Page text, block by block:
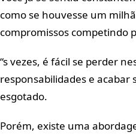
como se houvesse um
compromissos competindo
“s vezes, é fácil se perder
responsabilidades e acabar
esgotado.
Porém, existe uma